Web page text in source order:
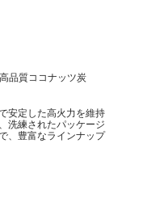
品質ココナッツ炭
安定した高火力を維持
洗練されたパッケージ
、豊富なラインナップ